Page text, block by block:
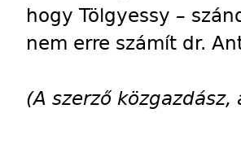
hogy Tölgyessy –
nem erre számít dr.
(A szerző